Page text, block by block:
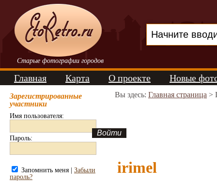
Старые фотографии городов
Главная Карта О проекте Новые
Зарегистрированные
участники
Имя пользователя:
Пароль:
Запомнить меня | Забыли
пароль?
Вы здесь: Главная страница >
irimel